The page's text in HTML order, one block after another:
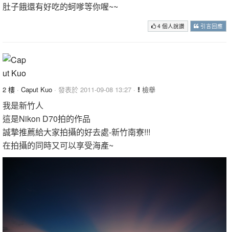
肚子餓還有好吃的蚵嗲等你喔~~
4 個人說讚 引言回應
2 樓 · Caput Kuo · 發表於 2011-09-08 13:27 · 檢舉
我是新竹人
這是Nikon D70拍的作品
誠摯推薦給大家拍攝的好去處-新竹南寮!!!
在拍攝的同時又可以享受海產~